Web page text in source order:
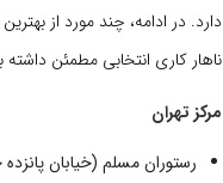
دارد. در ادامه، چند مورد از
ناهار کاری انتخابی مطمئن داشته
مرکز تهران
رستوران مسلم (خیابان